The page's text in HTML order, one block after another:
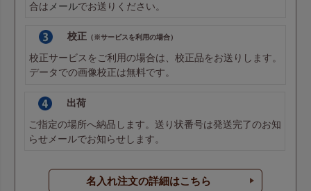
合はメールでお送りください。
校正（※サービスを利用の場合）
校正サービスをご利用の場合は、校正品をお送りします。
データでの画像校正は無料です。
出荷
ご指定の場所へ納品します。送り状番号は発送完了のお知
らせメールでお知らせします。
名入れ注文の詳細はこちら